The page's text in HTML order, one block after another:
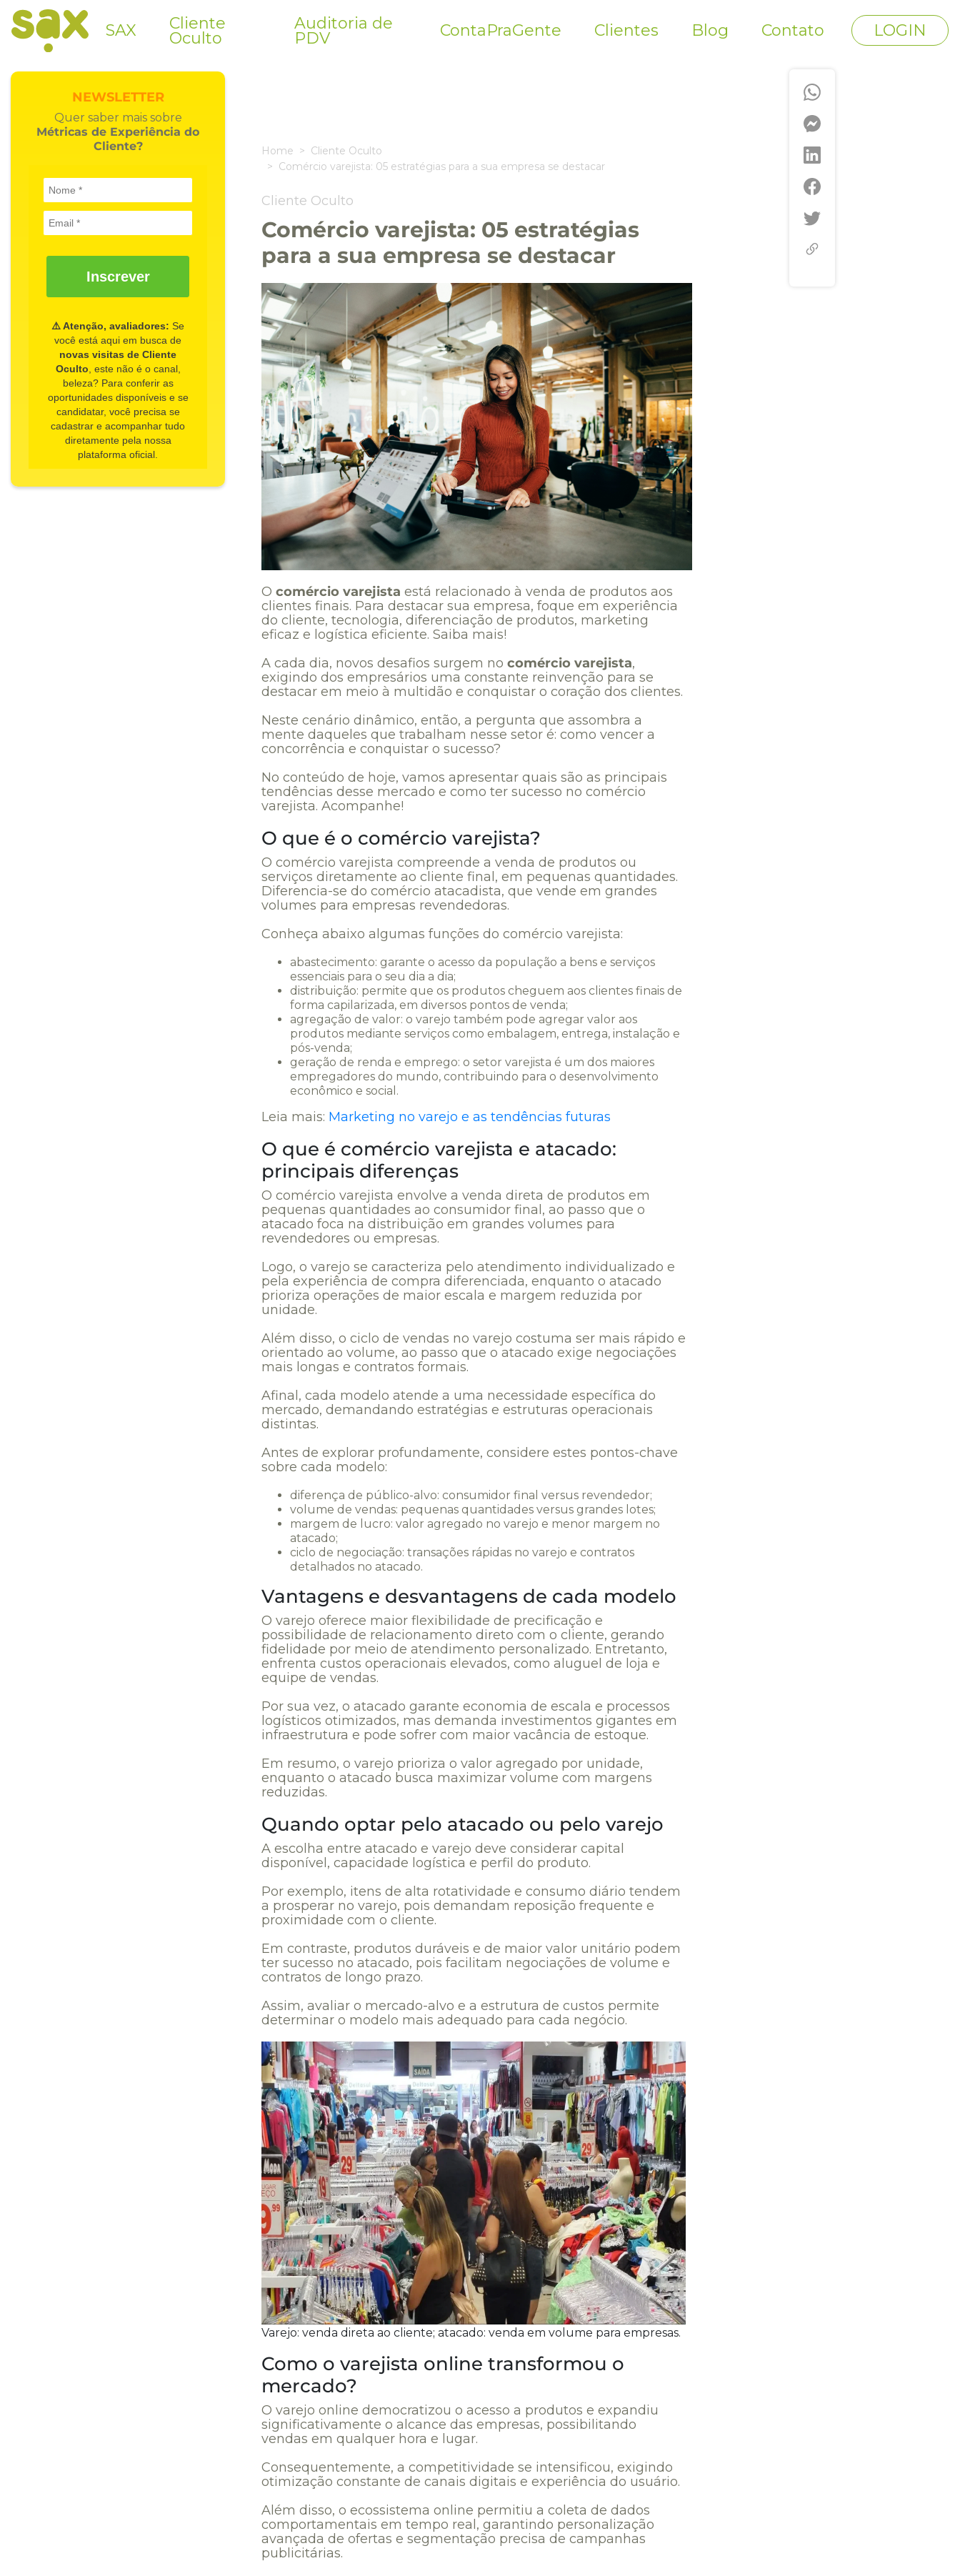
SAX Cliente
Oculto
Auditoria de
PDV ContaPraGente Clientes Blog Contato LOGIN
Home
Cliente Oculto
Comércio varejista: 05 estratégias para a sua empresa se destacar
Cliente Oculto
Comércio varejista: 05 estratégias
para a sua empresa se destacar
O comércio varejista está relacionado à venda de produtos aos
clientes finais. Para destacar sua empresa, foque em experiência
do cliente, tecnologia, diferenciação de produtos, marketing
eficaz e logística eficiente. Saiba mais!
A cada dia, novos desafios surgem no comércio varejista,
exigindo dos empresários uma constante reinvenção para se
destacar em meio à multidão e conquistar o coração dos clientes.
Neste cenário dinâmico, então, a pergunta que assombra a
mente daqueles que trabalham nesse setor é: como vencer a
concorrência e conquistar o sucesso?
No conteúdo de hoje, vamos apresentar quais são as principais
tendências desse mercado e como ter sucesso no comércio
varejista. Acompanhe!
O que é o comércio varejista?
O comércio varejista compreende a venda de produtos ou
serviços diretamente ao cliente final, em pequenas quantidades.
Diferencia-se do comércio atacadista, que vende em grandes
volumes para empresas revendedoras.
Conheça abaixo algumas funções do comércio varejista:
abastecimento: garante o acesso da população a bens e serviços
essenciais para o seu dia a dia;
distribuição: permite que os produtos cheguem aos clientes finais de
forma capilarizada, em diversos pontos de venda;
agregação de valor: o varejo também pode agregar valor aos
produtos mediante serviços como embalagem, entrega, instalação e
pós-venda;
geração de renda e emprego: o setor varejista é um dos maiores
empregadores do mundo, contribuindo para o desenvolvimento
econômico e social.
Leia mais: Marketing no varejo e as tendências futuras
O que é comércio varejista e atacado:
principais diferenças
O comércio varejista envolve a venda direta de produtos em
pequenas quantidades ao consumidor final, ao passo que o
atacado foca na distribuição em grandes volumes para
revendedores ou empresas.
Logo, o varejo se caracteriza pelo atendimento individualizado e
pela experiência de compra diferenciada, enquanto o atacado
prioriza operações de maior escala e margem reduzida por
unidade.
Além disso, o ciclo de vendas no varejo costuma ser mais rápido e
orientado ao volume, ao passo que o atacado exige negociações
mais longas e contratos formais.
Afinal, cada modelo atende a uma necessidade específica do
mercado, demandando estratégias e estruturas operacionais
distintas.
Antes de explorar profundamente, considere estes pontos-chave
sobre cada modelo:
diferença de público-alvo: consumidor final versus revendedor;
volume de vendas: pequenas quantidades versus grandes lotes;
margem de lucro: valor agregado no varejo e menor margem no
atacado;
ciclo de negociação: transações rápidas no varejo e contratos
detalhados no atacado.
Vantagens e desvantagens de cada modelo
O varejo oferece maior flexibilidade de precificação e
possibilidade de relacionamento direto com o cliente, gerando
fidelidade por meio de atendimento personalizado. Entretanto,
enfrenta custos operacionais elevados, como aluguel de loja e
equipe de vendas.
Por sua vez, o atacado garante economia de escala e processos
logísticos otimizados, mas demanda investimentos gigantes em
infraestrutura e pode sofrer com maior vacância de estoque.
Em resumo, o varejo prioriza o valor agregado por unidade,
enquanto o atacado busca maximizar volume com margens
reduzidas.
Quando optar pelo atacado ou pelo varejo
A escolha entre atacado e varejo deve considerar capital
disponível, capacidade logística e perfil do produto.
Por exemplo, itens de alta rotatividade e consumo diário tendem
a prosperar no varejo, pois demandam reposição frequente e
proximidade com o cliente.
Em contraste, produtos duráveis e de maior valor unitário podem
ter sucesso no atacado, pois facilitam negociações de volume e
contratos de longo prazo.
Assim, avaliar o mercado-alvo e a estrutura de custos permite
determinar o modelo mais adequado para cada negócio.
Varejo: venda direta ao cliente; atacado: venda em volume para empresas.
Como o varejista online transformou o
mercado?
O varejo online democratizou o acesso a produtos e expandiu
significativamente o alcance das empresas, possibilitando
vendas em qualquer hora e lugar.
Consequentemente, a competitividade se intensificou, exigindo
otimização constante de canais digitais e experiência do usuário.
Além disso, o ecossistema online permitiu a coleta de dados
comportamentais em tempo real, garantindo personalização
avançada de ofertas e segmentação precisa de campanhas
publicitárias.
NEWSLETTER
Quer saber mais sobre
Métricas de Experiência do
Cliente?
Inscrever
⚠️ Atenção, avaliadores: Se
você está aqui em busca de
novas visitas de Cliente
Oculto , este não é o canal,
beleza? Para conferir as
oportunidades disponíveis e se
candidatar, você precisa se
cadastrar e acompanhar tudo
diretamente pela nossa
plataforma oficial.